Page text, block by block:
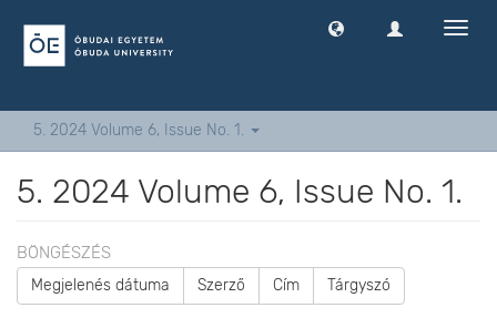
5. 2024 Volume 6, Issue No. 1.
5. 2024 Volume 6, Issue No. 1.
BÖNGÉSZÉS
Megjelenés dátuma Szerző Cím Tárgyszó